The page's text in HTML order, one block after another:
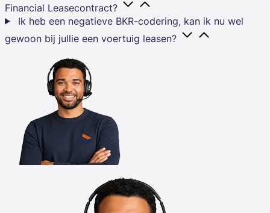
Financial Leasecontract?
Ik heb een negatieve BKR-codering, kan ik nu wel
gewoon bij jullie een voertuig leasen?